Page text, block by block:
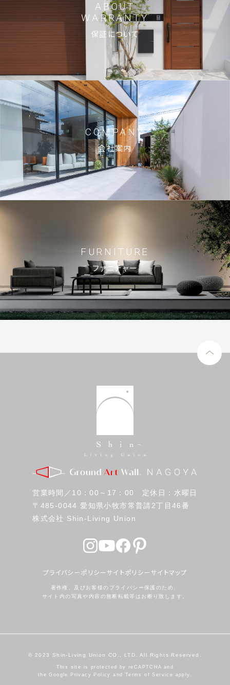
ABOUT
WARRANTY
保証について
COMPANY
会社案内
FURNITURE
ファニチャー
営業時間／10：00～17：00 定休日：水曜日
〒485-0044 愛知県小牧市常普請2丁目46番
株式会社 Shin-Living Union
プライバシーポリシーサイトポリシーサイトマップ
著作権、及びお客様のプライバシー保護のため、
サイト内の写真や内容の無断転載等はお断り致します。
© 2023 Shin-Living Union CO., LTD. All Rights Reserved.
This site is protected by reCAPTCHA and
the Google
Privacy Policy and Terms of Service apply.